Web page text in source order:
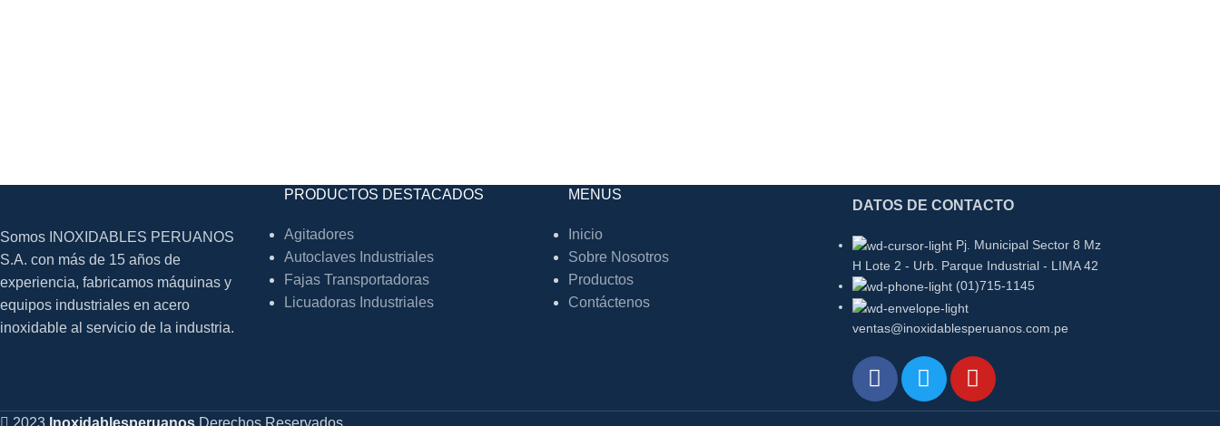
Somos INOXIDABLES PERUANOS
S.A. con más de 15 años de
experiencia, fabricamos máquinas y
equipos industriales en acero
inoxidable al servicio de la industria.
PRODUCTOS DESTACADOS
Agitadores
Autoclaves Industriales
Fajas Transportadoras
Licuadoras Industriales
MENUS
Inicio
Sobre Nosotros
Productos
Contáctenos
DATOS DE CONTACTO
Pj. Municipal Sector 8 Mz
H Lote 2 - Urb. Parque Industrial - LIMA 42
(01)715-1145
ventas@inoxidablesperuanos.com.pe
2023 Inoxidablesperuanos Derechos Reservados